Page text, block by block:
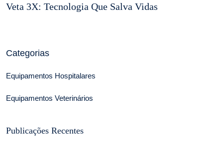
Veta 3X: Tecnologia Que Salva Vidas
Categorias
Equipamentos Hospitalares
Equipamentos Veterinários
Publicações Recentes